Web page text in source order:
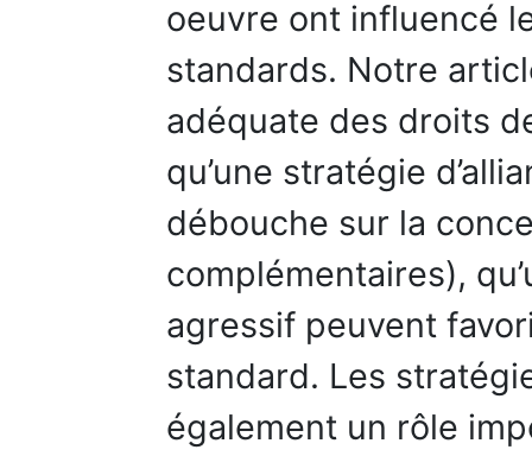
oeuvre ont influencé
standards. Notre
adéquate des droits
qu’une stratégie
débouche sur la
complémentaires),
agressif peuvent
standard. Les
également un rôle